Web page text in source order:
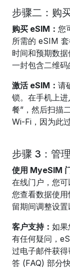
步骤二：购
购买 eSIM： 您
所需的 eSIM
时间和预期数
一封包含二维码
激活 eSIM： 请
锁。在手机上
餐”，然后扫描
Wi-Fi，因为此
步骤 3：管
使用 MyeSIM
在线门户，您
您查看数据使
留期间调整设置
客户支持： 如
有任何疑问，
过电子邮件获
答 (FAQ) 部分